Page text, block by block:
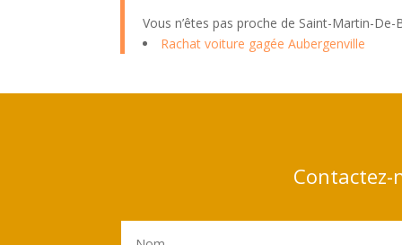
Vous n’êtes pas proche de Saint-Martin-
Rachat voiture gagée Aubergenville